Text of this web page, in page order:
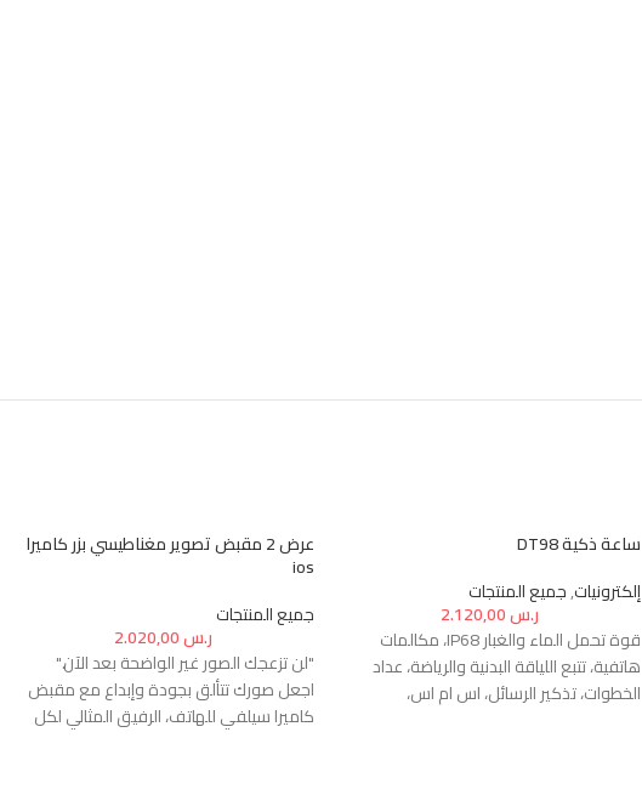
ساعة ذكية DT98
إلكترونيات,جميع المنتجات
ر.س
قوة تحمل الماء والغبار IP68، مكالمات
هاتفية، تتبع اللياقة البدنية والرياضة، عداد
الخطوات، تذكير الرسائل، اس ام اس،
عرض 2 مقبض تصوير مغناطيسي بزر كاميرا
ios
جميع المنتجات
ر.س
"لن تزعجك الصور غير الواضحة بعد الآن."
اجعل صورك تتألق بجودة وإبداع مع مقبض
كاميرا سيلفي للهاتف، الرفيق المثالي لكل